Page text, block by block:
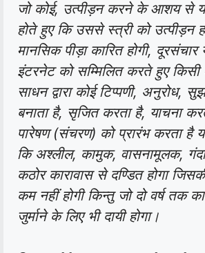
जो कोई, उत्पीड़न करने के आशय से
होते हुए कि उससे स्त्री को उत्पीड़न
मानसिक पीड़ा कारित होगी, दूरसंचार
इंटरनेट को सम्मिलित करते हुए किसी
साधन द्वारा कोई टिप्पणी, अनुरोध,
बनाता है, सृजित करता है, याचना
पारेषण (संचरण) को प्रारंभ करता है
कि अश्लील, कामुक, वासनामूलक,
कठोर कारावास से दण्डित होगा
कम नहीं होगी किन्तु जो दो वर्ष तक
जुर्माने के लिए भी दायी होगा।